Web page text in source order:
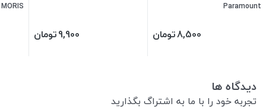
Paramount
8,500تومان 9,900تومان
MORIS
دیدگاه ها
تجربه خود را با ما به اشتراگ بگذارید